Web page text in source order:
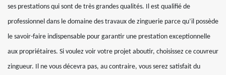
ses prestations qui sont de très grandes qualités. Il est qualifié de
professionnel dans le domaine des travaux de zinguerie parce qu’il possède
le savoir-faire indispensable pour garantir une prestation exceptionnelle
aux propriétaires. Si voulez voir votre projet aboutir, choisissez ce couvreur
zingueur. Il ne vous décevra pas, au contraire, vous serez satisfait du